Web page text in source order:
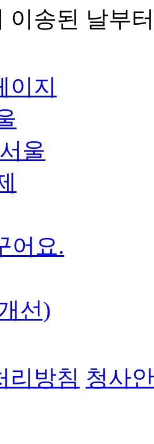
이송된 날부
이지
울
어요.
선)
리방침 청사